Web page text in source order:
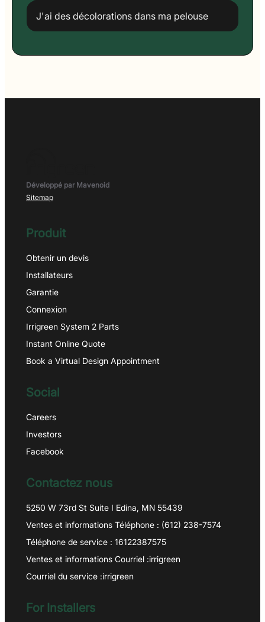
J'ai des décolorations dans ma pelouse
Développé par Mavenoid
Sitemap
Produit
Obtenir un devis
Installateurs
Garantie
Connexion
Irrigreen System 2 Parts
Instant Online Quote
Book a Virtual Design Appointment
Social
Careers
Investors
Facebook
Contactez nous
5250 W 73rd St Suite I Edina, MN 55439
Ventes et informations Téléphone : (612) 238-7574
Téléphone de service : 16122387575
Ventes et informations Courriel :irrigreen
Courriel du service :irrigreen
For Installers